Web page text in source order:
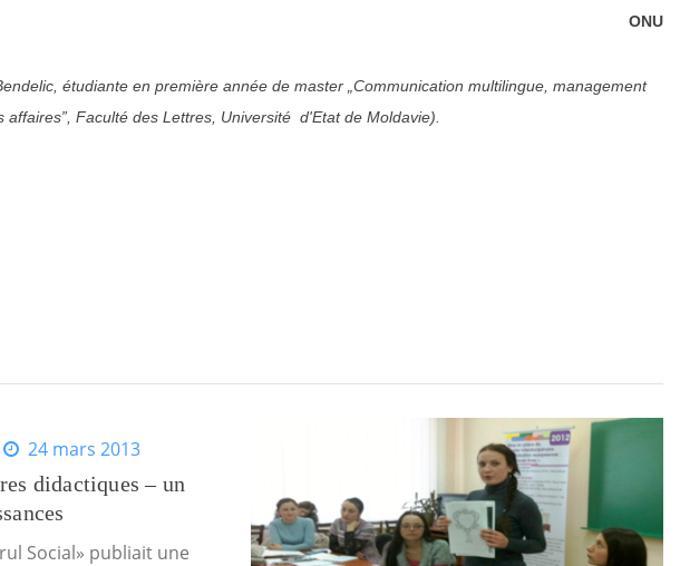
ONU
étudiante en première année de master „Communication multilingue, management
affaires”, Faculté des Lettres, Université d'Etat de Moldavie).
24 mars 2013
didactiques – un
Social» publiait une